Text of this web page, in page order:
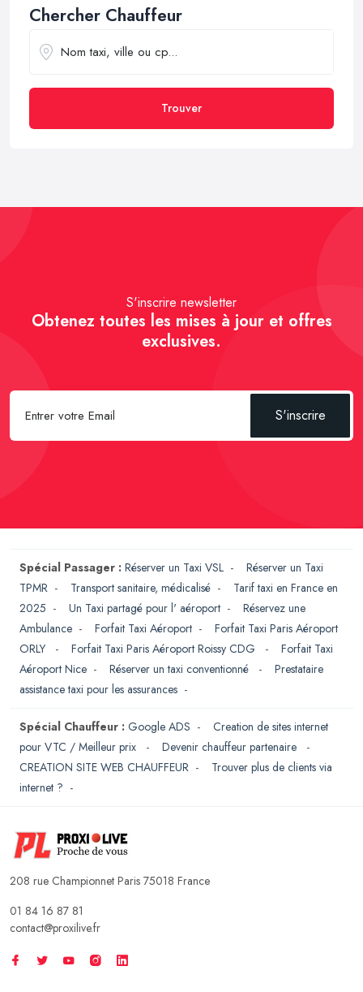
Chercher Chauffeur
Trouver
S'inscrire newsletter
Obtenez toutes les mises à jour et offres
exclusives.
S'inscrire
Spécial Passager : Réserver un Taxi VSL - Réserver un Taxi
TPMR - Transport sanitaire, médicalisé - Tarif taxi en France en
2025 - Un Taxi partagé pour l' aéroport - Réservez une
Ambulance - Forfait Taxi Aéroport - Forfait Taxi Paris Aéroport
ORLY
- Forfait Taxi Paris Aéroport Roissy CDG - Forfait Taxi
Aéroport Nice - Réserver un taxi conventionné - Prestataire
assistance taxi pour les assurances -
Spécial Chauffeur : Google ADS - Creation de sites internet
pour VTC / Meilleur prix
- Devenir chauffeur partenaire
-
CREATION SITE WEB CHAUFFEUR - Trouver plus de clients via
internet ? -
208 rue Championnet Paris 75018 France
01 84 16 87 81
contact@proxilive.fr